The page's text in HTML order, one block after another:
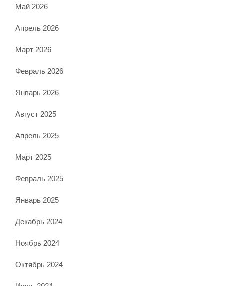
Май 2026
Апрель 2026
Март 2026
Февраль 2026
Январь 2026
Август 2025
Апрель 2025
Март 2025
Февраль 2025
Январь 2025
Декабрь 2024
Ноябрь 2024
Октябрь 2024